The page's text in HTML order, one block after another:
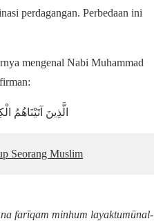
perdagangan. Perbedaan ini
mengenal Nabi Muhammad
الَّذِينَ
Seorang Muslim
farīqam minhum layaktumūnal-